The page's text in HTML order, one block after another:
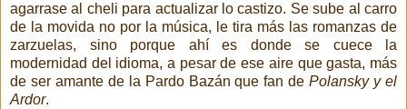
agarrase al cheli para actualizar lo castizo. Se sube al carro
de la movida no por la música, le tira más las romanzas de
zarzuelas, sino porque ahí es donde se cuece la
modernidad del idioma, a pesar de ese aire que gasta, más
de ser amante de la Pardo Bazán que fan dePolansky y el
Ardor.